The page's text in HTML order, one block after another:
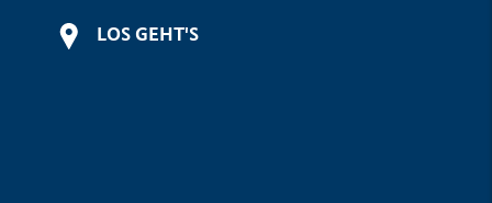
LOS GEHT'S